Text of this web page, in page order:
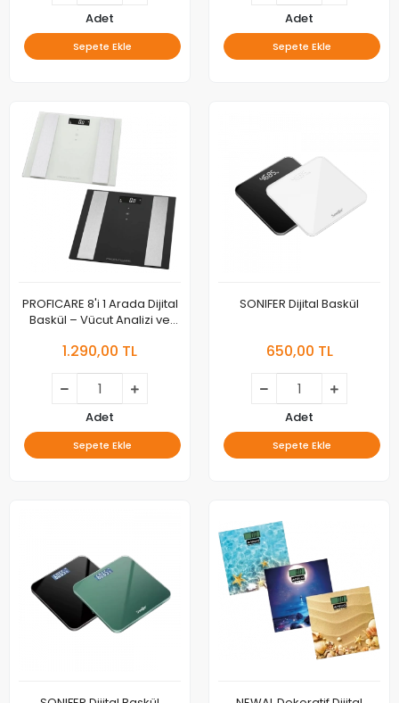
Adet
Sepete Ekle
Adet
Sepete Ekle
PROFICARE 8'i 1 Arada Dijital
Baskül – Vücut Analizi ve
1.290,00 TL
Adet
Sepete Ekle
SONIFER Dijital Baskül
650,00 TL
Adet
Sepete Ekle